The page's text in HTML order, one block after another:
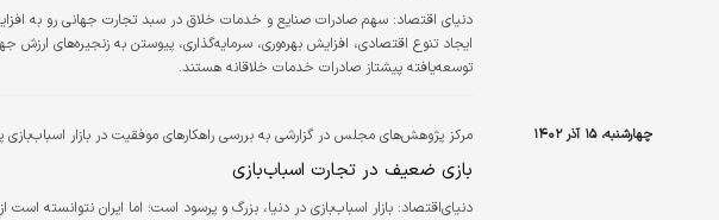
دنیای اقتصاد: سهم صادرات صنایع و خدمات خلاق در سبد تجارت جهانی رو به
ایجاد تنوع اقتصادی، افزایش بهره‌وری، سرمایه‌گذاری، پیوستن به زنجیره‌های ارزش
توسعه‌یافته پیشتاز صادرات خدمات خلاقانه هستند.
چهارشنبه، ۱۵ آذر ۱۴۰۲ مرکز پژوهش‌های مجلس در گزارشی به بررسی راهکارهای موفقیت در بازار اسباب‏‏‏‏‌بازی پرداخت
بازی ضعیف در تجارت اسباب‌بازی
دنیای‌اقتصاد: بازار اسباب‌بازی در دنیا، بزرگ و پرسود است؛ اما ایران نتوانسته است